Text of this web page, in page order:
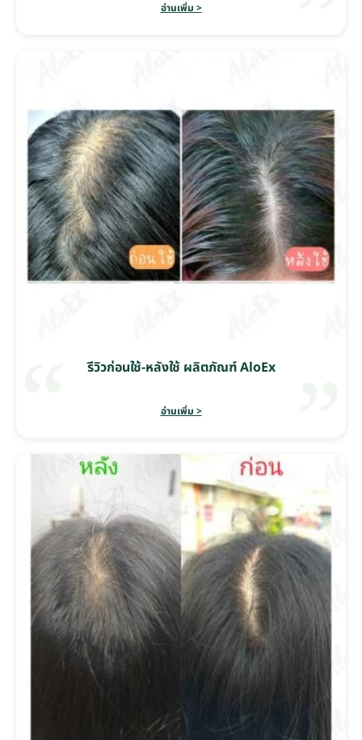
อ่านเพิ่ม >
รีวิวก่อนใช้-หลังใช้ ผลิตภัณฑ์ AloEx
อ่านเพิ่ม >